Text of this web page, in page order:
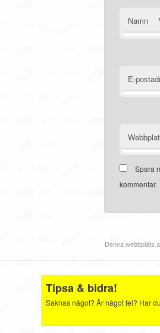
Namn
E-
Spara
kommentar.
Denna webbplats
Tipsa & bidra!
Saknas något? Är något fel? Har